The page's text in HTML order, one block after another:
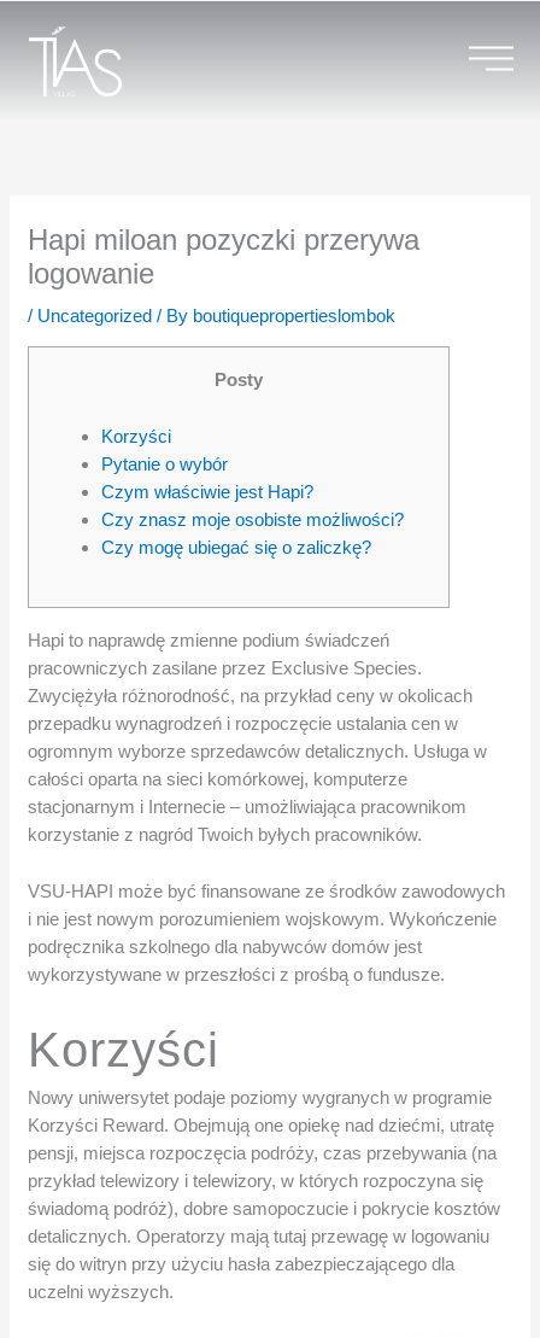
Hapi miloan pozyczki przerywa
logowanie
/ Uncategorized / By boutiquepropertieslombok
Posty
Korzyści
Pytanie o wybór
Czym właściwie jest Hapi?
Czy znasz moje osobiste możliwości?
Czy mogę ubiegać się o zaliczkę?
Hapi to naprawdę zmienne podium świadczeń
pracowniczych zasilane przez Exclusive Species.
Zwyciężyła różnorodność, na przykład ceny w okolicach
przepadku wynagrodzeń i rozpoczęcie ustalania cen w
ogromnym wyborze sprzedawców detalicznych. Usługa w
całości oparta na sieci komórkowej, komputerze
stacjonarnym i Internecie – umożliwiająca pracownikom
korzystanie z nagród Twoich byłych pracowników.
VSU-HAPI może być finansowane ze środków zawodowych
i nie jest nowym porozumieniem wojskowym.Wykończenie
podręcznika szkolnego dla nabywców domów jest
wykorzystywane w przeszłości z prośbą o fundusze.
Korzyści
Nowy uniwersytet podaje poziomy wygranych w programie
Korzyści Reward. Obejmują one opiekę nad dziećmi, utratę
pensji, miejsca rozpoczęcia podróży, czas przebywania (na
przykład telewizory i telewizory, w których rozpoczyna się
świadomą podróż), dobre samopoczucie i pokrycie kosztów
detalicznych. Operatorzy mają tutaj przewagę w logowaniu
się do witryn przy użyciu hasła zabezpieczającego dla
uczelni wyższych.